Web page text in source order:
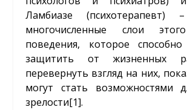
Ламбиазе (психотерапевт) –
многочисленные слои
поведения, которое
защитить от жизненных
перевернуть взгляд на них,
могут стать возможностями
зрелости[1].